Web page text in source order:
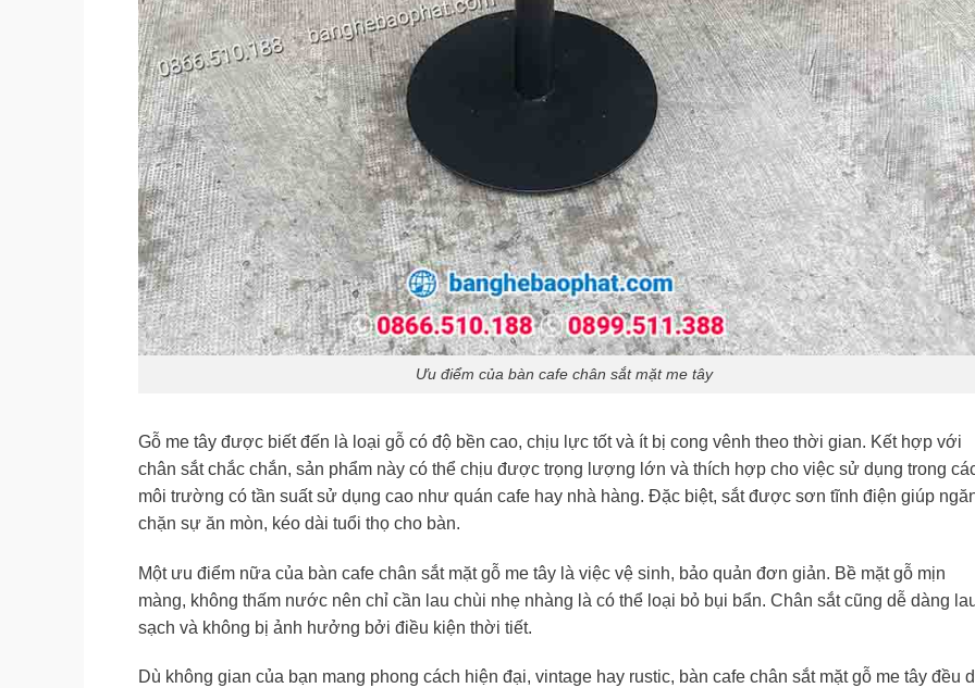
Ưu điểm của bàn cafe chân sắt mặt me tây
Gỗ me tây được biết đến là loại gỗ có độ bền cao, chịu lực tốt và ít bị cong vênh theo thời gian. Kết hợp với
chân sắt chắc chắn, sản phẩm này có thể chịu được trọng lượng lớn và thích hợp cho việc sử dụng trong
môi trường có tần suất sử dụng cao như quán cafe hay nhà hàng. Đặc biệt, sắt được sơn tĩnh điện giúp
chặn sự ăn mòn, kéo dài tuổi thọ cho bàn.
Một ưu điểm nữa của bàn cafe chân sắt mặt gỗ me tây là việc vệ sinh, bảo quản đơn giản. Bề mặt gỗ mịn
màng, không thấm nước nên chỉ cần lau chùi nhẹ nhàng là có thể loại bỏ bụi bẩn. Chân sắt cũng dễ dàng
sạch và không bị ảnh hưởng bởi điều kiện thời tiết.
Dù không gian của bạn mang phong cách hiện đại, vintage hay rustic, bàn cafe chân sắt mặt gỗ me tây đều